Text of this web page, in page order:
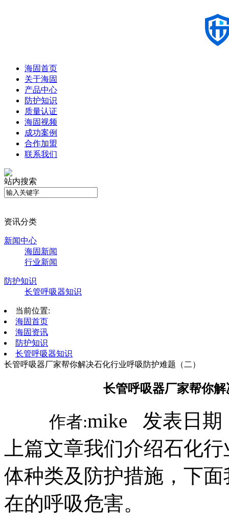
海固首页
关于海固
产品中心
防护知识
质量认证
海固视频
成功案例
合作加盟
联系我们
站内搜索
资讯分类
新闻中心
海固新闻
行业新闻
防护知识
长管呼吸器知识
当前位置:
海固首页
海固资讯
防护知识
长管呼吸器知识
长管呼吸器厂家帮你解决石化行业呼吸防护难题（二）
长管呼吸器厂家帮你
作者:mike 发表日
上篇文章我们介绍石化
体种类及防护措施，下
在的呼吸危害。